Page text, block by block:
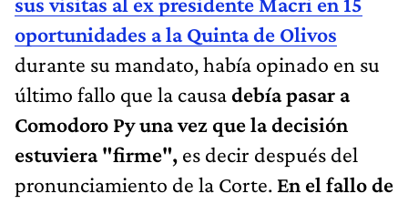
oportunidades a la Quinta de Olivos
durante su mandato, había opinado en su
último fallo que la causadebía pasar a
Comodoro Pyuna vez que la decisión
estuviera "firme", es decir después del
pronunciamiento de la Corte. En el fallo de